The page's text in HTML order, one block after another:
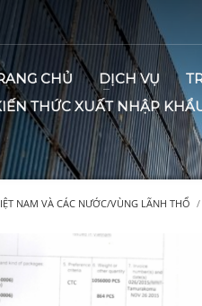
CHỦ DỊCH VỤ
THỨC XUẤT NHẬP
NAM VÀ CÁC NƯỚC/VÙNG LÃNH THỔ